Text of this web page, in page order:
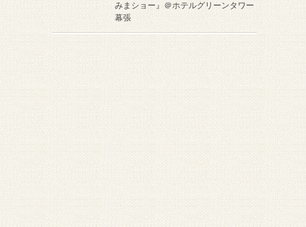
みまショー』＠ホテルグリーンタワー
幕張